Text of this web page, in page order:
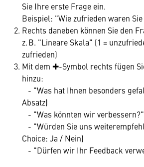
Sie Ihre erste Frage ein.
Beispiel: "Wie zufrieden waren
Rechts daneben können Sie den
z. B. "Lineare Skala" (1 =
zufrieden)
Mit dem ✚-Symbol rechts fügen
hinzu:
- "Was hat Ihnen besonders
Absatz)
- "Was könnten wir
- "Würden Sie uns
Choice: Ja / Nein)
- "Dürfen wir Ihr Feedback